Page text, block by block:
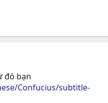
đó bạn
Confucius/subtitle-